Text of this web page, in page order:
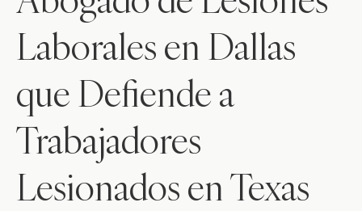
Laborales en Dallas
que Defiende a
Trabajadores
Lesionados en Texas